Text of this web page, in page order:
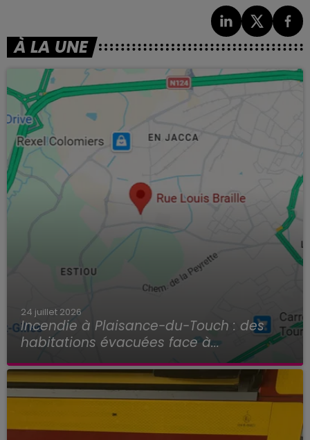
À LA UNE
24 juillet 2026
Incendie à Plaisance-du-Touch : des
habitations évacuées face à...